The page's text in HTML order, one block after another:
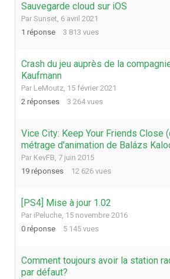
Sauvegarde cloud sur iOS
Par Sunset, 6 avril 2021
1 réponse 3 813 vues
Crash du jeu auprès de la
Kaufmann
Par LeMoutz, 15 février 2021
2 réponses 3 264 vues
Vice City: Keep Your Friends Close
métrage d'animation de Balázs
Par KevFB, 7 juin 2015
19 réponses 12 626 vues
[PS4] Mise à jour 1.02
Par iPeluche, 15 novembre 2016
0 réponse 5 145 vues
Comment toujours avoir la station
par défaut?